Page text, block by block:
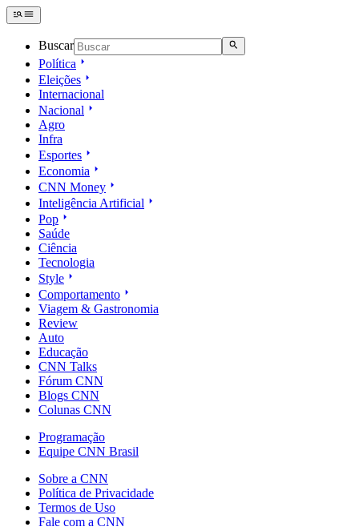
Buscar
Política
Eleições
Internacional
Nacional
Agro
Infra
Esportes
Economia
CNN Money
Inteligência Artificial
Pop
Saúde
Ciência
Tecnologia
Style
Comportamento
Viagem & Gastronomia
Review
Auto
Educação
CNN Talks
Fórum CNN
Blogs CNN
Colunas CNN
Programação
Equipe CNN Brasil
Sobre a CNN
Política de Privacidade
Termos de Uso
Fale com a CNN